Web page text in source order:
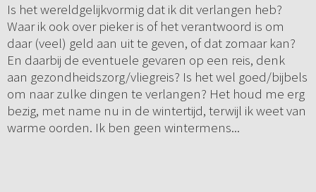
Is het wereldgelijkvormig dat ik dit verlangen heb?
Waar ik ook over pieker is of het verantwoord is om
daar (veel) geld aan uit te geven, of dat zomaar kan?
En daarbij de eventuele gevaren op een reis, denk
aan gezondheidszorg/vliegreis? Is het wel goed/bijbels
om naar zulke dingen te verlangen? Het houd me erg
bezig, met name nu in de wintertijd, terwijl ik weet van
warme oorden. Ik ben geen wintermens...